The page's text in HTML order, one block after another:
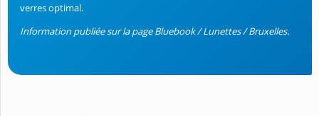
verres optimal.
Information publiée sur la page Bluebook / Lunettes / Bruxelles.